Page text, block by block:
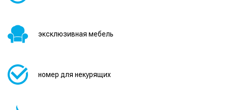
эксклюзивная мебель
номер для некурящих